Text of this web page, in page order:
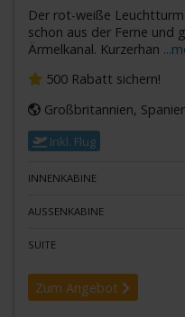
Der rot-weiße
schon aus der Ferne und
Ärmelkanal. Kurzerhan
500 Rabatt sichern!
Großbritannien,
Inkl. Flug
INNENKABINE
AUSSENKABINE
SUITE
Zum Angebot